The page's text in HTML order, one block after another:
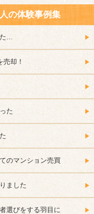
の体験事例集
…
却！
た
のマンション売買
ました
選びをする羽目に